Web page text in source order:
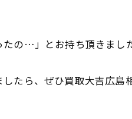
たの…」とお持ち頂きまし
たら、ぜひ買取大吉広島